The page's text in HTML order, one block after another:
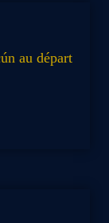
au départ